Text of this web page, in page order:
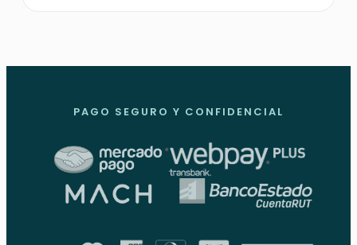
PAGO SEGURO Y CONFIDENCIAL